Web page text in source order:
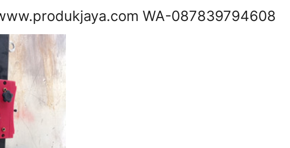
WA-087839794608